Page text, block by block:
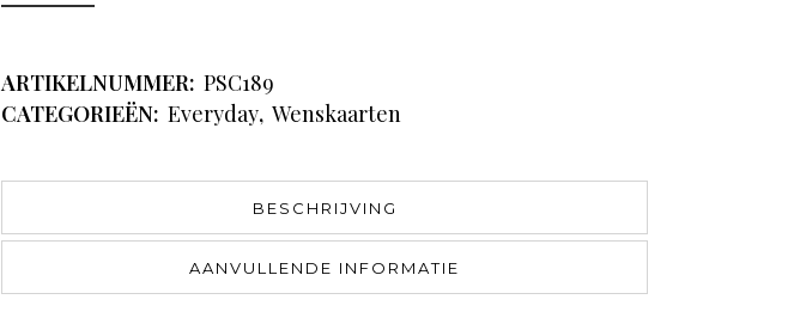
ARTIKELNUMMER: PSC189
CATEGORIEËN: Everyday, Wenskaarten
BESCHRIJVING
AANVULLENDE INFORMATIE